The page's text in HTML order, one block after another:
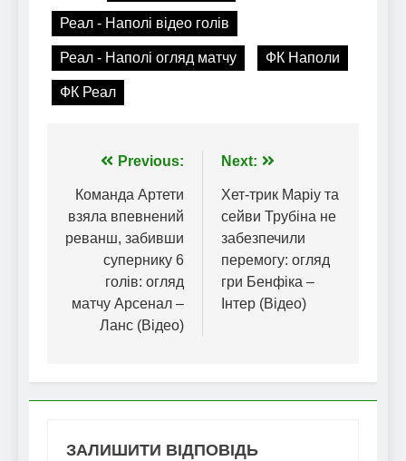
Реал - Наполі відео голів
Реал - Наполі огляд матчу ФК Наполи
ФК Реал
Навігація
записів
Previous:
Команда Артети
взяла впевнений
реванш, забивши
супернику 6
голів: огляд
матчу Арсенал –
Ланс (Відео)
Next:
Хет-трик Маріу та
сейви Трубіна не
забезпечили
перемогу: огляд
гри Бенфіка –
Інтер (Відео)
ЗАЛИШИТИ ВІДПОВІДЬ